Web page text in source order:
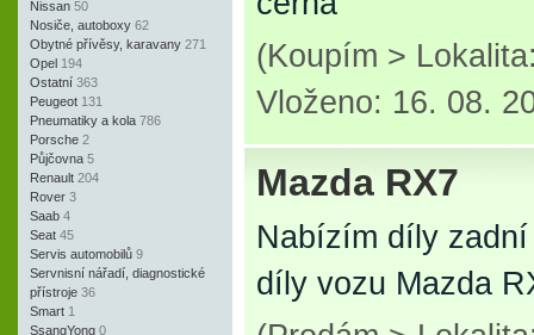
Nissan 50
Nosiče, autoboxy 62
Obytné přívěsy, karavany 271
Opel 194
Ostatní 363
Peugeot 131
Pneumatiky a kola 786
Porsche 2
Půjčovna 5
Renault 204
Rover 3
Saab 4
Seat 45
Servis automobilů 9
Servnisní nářadí, diagnostické
přístroje 36
Smart 1
SsangYong 0
(Koupím >
Vloženo: 16. 08.
Mazda RX7
Nabízím díly
díly vozu Mazda